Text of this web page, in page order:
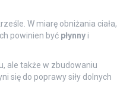
W miarę obniżania ciała,
powinien być płynnyi
ale także w zbudowaniu
się do poprawy siły dolnych